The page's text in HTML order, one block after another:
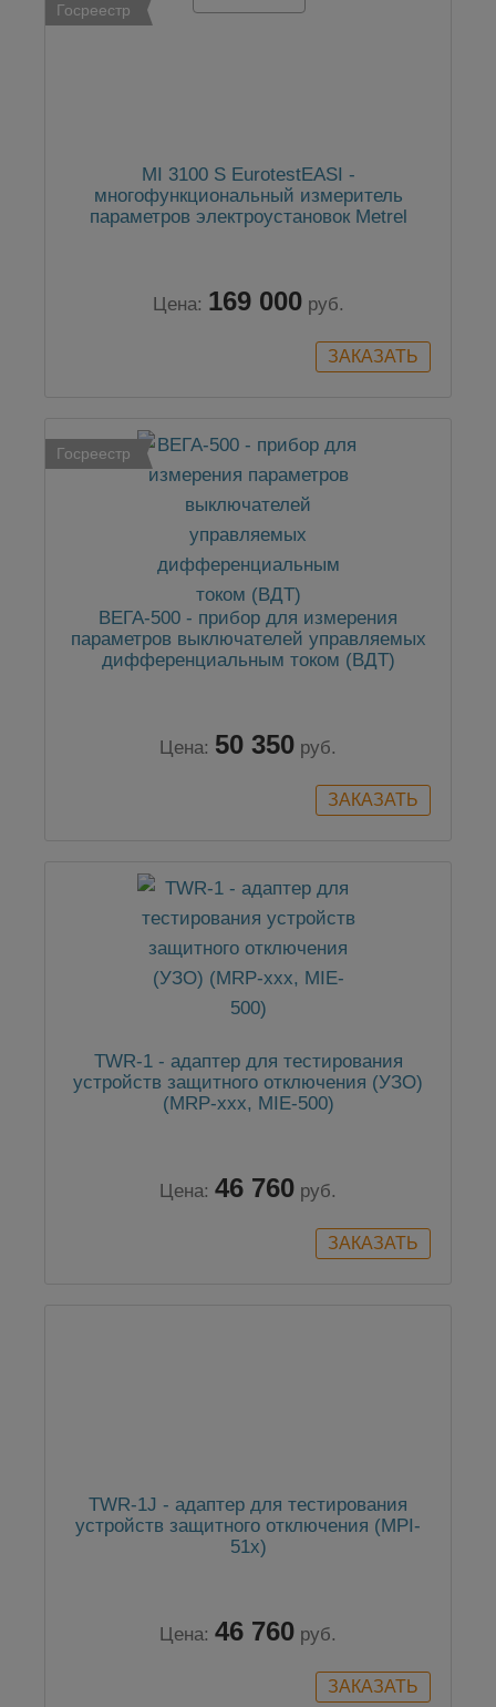
Госреестр
MI 3100 S EurotestEASI -
многофункциональный измеритель
параметров электроустановок Metrel
Цена: 169 000 руб.
Госреестр
ВЕГА-500 - прибор для измерения
параметров выключателей управляемых
дифференциальным током (ВДТ)
Цена: 50 350 руб.
TWR-1 - адаптер для тестирования
устройств защитного отключения (УЗО)
(MRP-ххх, MIE-500)
Цена: 46 760 руб.
TWR-1J - адаптер для тестирования
устройств защитного отключения (MPI-
51х)
Цена: 46 760 руб.